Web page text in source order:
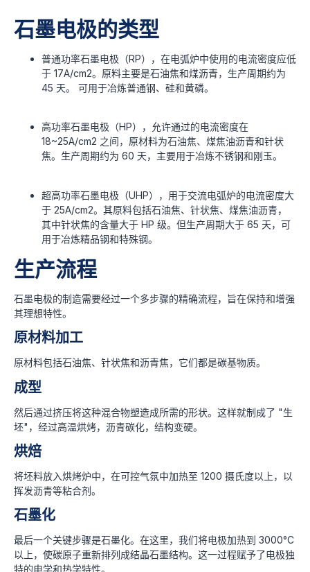
石墨电极的类型
普通功率石墨电极（RP），在电弧炉中使用的电流密度应低
于 17A/cm2。原料主要是石油焦和煤沥青，生产周期约为
45 天。 可用于冶炼普通钢、硅和黄磷。
高功率石墨电极（HP），允许通过的电流密度在
18~25A/cm2 之间，原材料为石油焦、煤焦油沥青和针状
焦。生产周期约为 60 天，主要用于冶炼不锈钢和刚玉。
超高功率石墨电极（UHP），用于交流电弧炉的电流密度大
于 25A/cm2。其原料包括石油焦、针状焦、煤焦油沥青，
其中针状焦的含量大于 HP 级。但生产周期大于 65 天，可
用于冶炼精品钢和特殊钢。
生产流程
石墨电极的制造需要经过一个多步骤的精确流程，旨在保持和增强
其理想特性。
原材料加工
原材料包括石油焦、针状焦和沥青焦，它们都是碳基物质。
成型
然后通过挤压将这种混合物塑造成所需的形状。这样就制成了 "生
坯"，经过高温烘烤，沥青碳化，结构变硬。
烘焙
将坯料放入烘烤炉中，在可控气氛中加热至 1200 摄氏度以上，以
挥发沥青等粘合剂。
石墨化
最后一个关键步骤是石墨化。在这里，我们将电极加热到 3000°C
以上，使碳原子重新排列成结晶石墨结构。这一过程赋予了电极独
特的电学和热学特性。